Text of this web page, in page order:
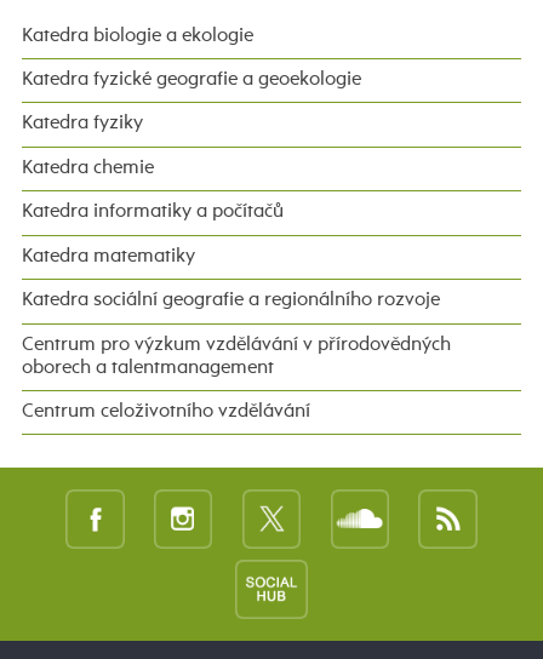
Katedra biologie a ekologie
Katedra fyzické geografie a geoekologie
Katedra fyziky
Katedra chemie
Katedra informatiky a počítačů
Katedra matematiky
Katedra sociální geografie a regionálního rozvoje
Centrum pro výzkum vzdělávání v přírodovědných
oborech a talentmanagement
Centrum celoživotního vzdělávání